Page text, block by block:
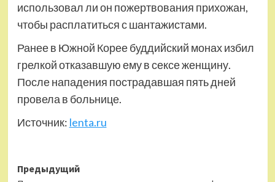
использовал ли он пожертвования прихожан,
чтобы расплатиться с шантажистами.
Ранее в Южной Корее буддийский монах избил
грелкой отказавшую ему в сексе женщину.
После нападения пострадавшая пять дней
провела в больнице.
Источник: lenta.ru
Навигация
Предыдущий